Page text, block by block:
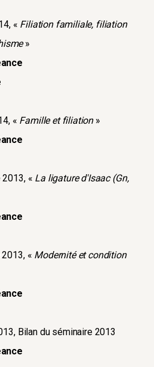
« Filiation familiale, filiation
»
« Famille et filiation»
« La ligature d'Isaac (Gn,
« Modernité et condition
Bilan du séminaire 2013